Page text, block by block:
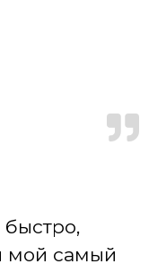
быстро,
мой самый